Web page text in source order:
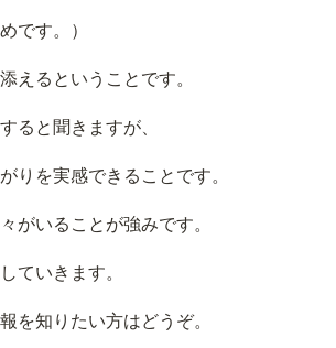
です。）
るということです。
ると聞きますが、
りを実感できることです。
がいることが強みです。
ていきます。
を知りたい方はどうぞ。